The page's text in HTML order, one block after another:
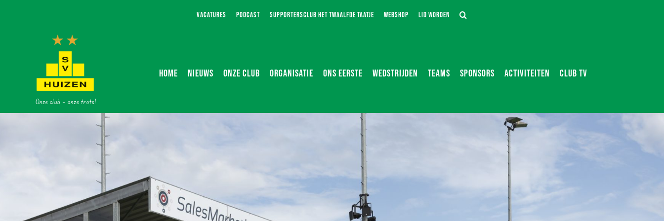
VACATURES PODCAST SUPPORTERSCLUB HET TWAALFDE TAATJE WEBSHOP LID WORDEN
Onze club – onze trots!
HOME NIEUWS ONZE CLUB ORGANISATIE ONS EERSTE WEDSTRIJDEN TEAMS SPONSORS ACTIVITEITEN CLUB TV